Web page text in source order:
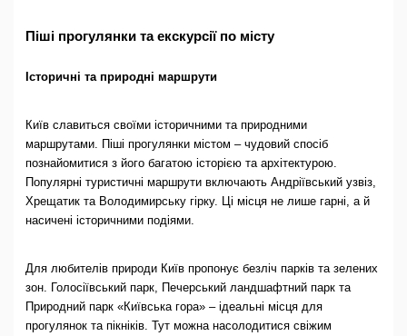
Піші прогулянки та екскурсії по місту
Історичні та природні маршрути
Київ славиться своїми історичними та природними
маршрутами. Піші прогулянки містом – чудовий спосіб
познайомитися з його багатою історією та архітектурою.
Популярні туристичні маршрути включають Андріївський узвіз,
Хрещатик та Володимирську гірку. Ці місця не лише гарні, а й
насичені історичними подіями.
Для любителів природи Київ пропонує безліч парків та зелених
зон. Голосіївський парк, Печерський ландшафтний парк та
Природний парк «Київська гора» – ідеальні місця для
прогулянок та пікніків. Тут можна насолодитися свіжим